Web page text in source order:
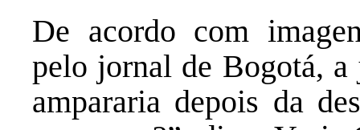
De acordo com
pelo jornal de Bogotá, a
ampararia depois da